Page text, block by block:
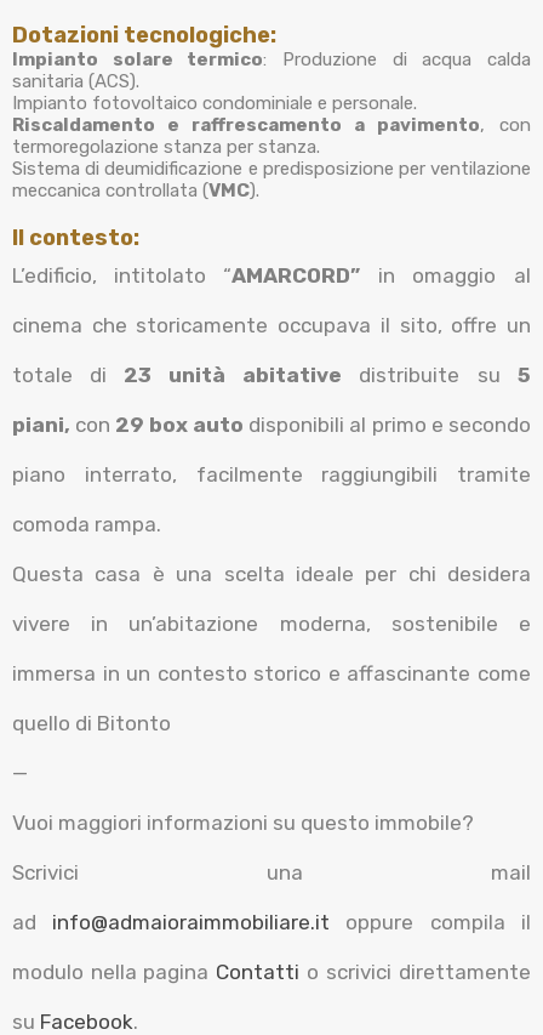
Dotazioni tecnologiche:
Impianto solare termico: Produzione di acqua calda
sanitaria (ACS).
Impianto fotovoltaico condominiale e personale.
Riscaldamento e raffrescamento a pavimento, con
termoregolazione stanza per stanza.
Sistema di deumidificazione e predisposizione per ventilazione
meccanica controllata (VMC).
Il contesto:
L’edificio, intitolato “AMARCORD” in omaggio al
cinema che storicamente occupava il sito, offre un
totale di 23 unità abitative distribuite su 5
piani, con 29 box auto disponibili al primo e secondo
piano interrato, facilmente raggiungibili tramite
comoda rampa.
Questa casa è una scelta ideale per chi desidera
vivere in un’abitazione moderna, sostenibile e
immersa in un contesto storico e affascinante come
quello di Bitonto
—
Vuoi maggiori informazioni su questo immobile?
Scrivici una mail
ad info@admaioraimmobiliare.it oppure compila il
modulo nella pagina Contatti o scrivici direttamente
su Facebook.